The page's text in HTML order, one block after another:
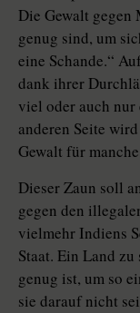
Die Gewalt gegen
genug sind, um
eine Schande.“
dank ihrer
viel oder auch nur
anderen Seite
Gewalt für
Dieser Zaun soll
gegen den
vielmehr Indiens
Staat. Ein Land
genug ist, um so
sie darauf nicht